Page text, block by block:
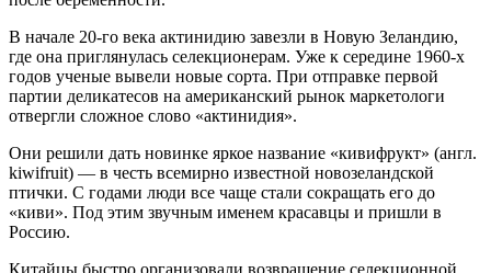
В начале 20-го века актинидию завезли в Новую Зеландию,
где она приглянулась селекционерам. Уже к середине 1960-х
годов ученые вывели новые сорта. При отправке первой
партии деликатесов на американский рынок маркетологи
отвергли сложное слово «актинидия».
Они решили дать новинке яркое название «кивифрукт» (англ.
kiwifruit) — в честь всемирно известной новозеландской
птички. С годами люди все чаще стали сокращать его до
«киви». Под этим звучным именем красавцы и пришли в
Россию.
Китайцы быстро организовали возвращение селекционной